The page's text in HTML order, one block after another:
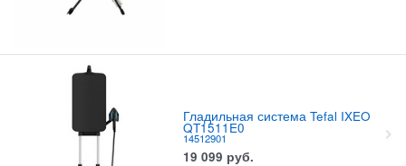
Гладильная система Tefal IXEO
QT1511E0
14512901
19 099 руб.